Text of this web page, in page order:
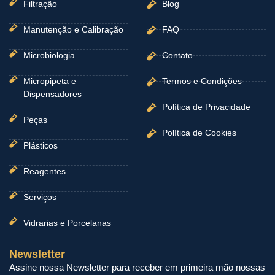
Filtração
Manutenção e Calibração
Microbiologia
Micropipeta e
Dispensadores
Peças
Plásticos
Reagentes
Serviços
Vidrarias e Porcelanas
Blog
FAQ
Contato
Termos e Condições
Política de Privacidade
Política de Cookies
Newsletter
Assine nossa Newsletter para receber em primeira mão nossas